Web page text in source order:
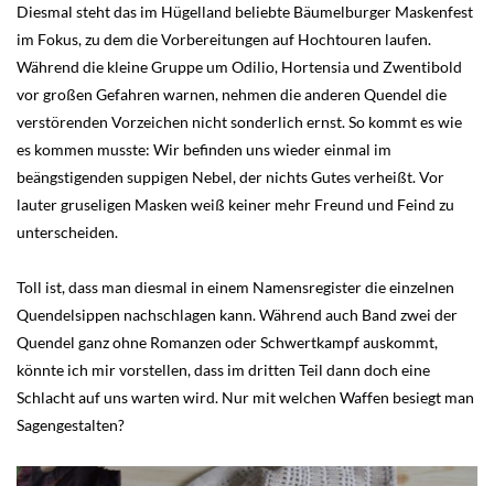
Diesmal steht das im Hügelland beliebte Bäumelburger Maskenfest
im Fokus, zu dem die Vorbereitungen auf Hochtouren laufen.
Während die kleine Gruppe um Odilio, Hortensia und Zwentibold
vor großen Gefahren warnen, nehmen die anderen Quendel die
verstörenden Vorzeichen nicht sonderlich ernst. So kommt es wie
es kommen musste: Wir befinden uns wieder einmal im
beängstigenden suppigen Nebel, der nichts Gutes verheißt. Vor
lauter gruseligen Masken weiß keiner mehr Freund und Feind zu
unterscheiden.
Toll ist, dass man diesmal in einem Namensregister die einzelnen
Quendelsippen nachschlagen kann. Während auch Band zwei der
Quendel ganz ohne Romanzen oder Schwertkampf auskommt,
könnte ich mir vorstellen, dass im dritten Teil dann doch eine
Schlacht auf uns warten wird. Nur mit welchen Waffen besiegt man
Sagengestalten?